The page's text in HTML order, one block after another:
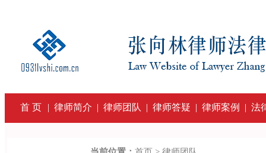
首 页 | 律师简介 | 律师团队 | 律师答疑 | 律师案例 | 法